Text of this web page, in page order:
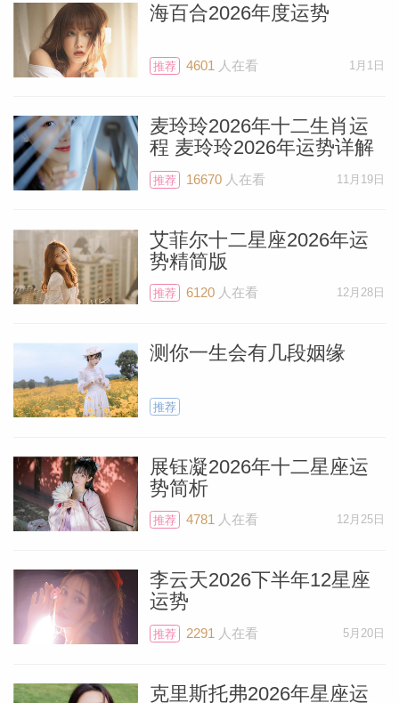
月19（包括前4/后一天）的双鱼座或者上
升/月亮在双鱼座29度(涵盖负4度或正1
度)。
命盘中有行星落入双鱼座、巨蟹座、天蝎
座、金牛座、处女座或摩羯座24到29度之
水星将从8月4日到8月28日逆行，所以这个
月尽量把事情多做些。理想状况就是8月份
西，尤其是电子产品和内置电子芯片的东
西，比如汽车，当然时间也尽量安排离水逆
精确开始日期（8月4日）远一些。我建议
5月25日，木星进入双子座，从2024年5月
到2025年6月29日期间，是你关注家庭、家
的公寓或度假屋，也可能是翻新整所房子或
者某个区域，比如地下室什么的。可能会修
理、翻新家居，重新布局居所，如果房子周
海百合2026年度运势
推荐 4601 人在看 1月1日
麦玲玲2026年十二生肖运
程 麦玲玲2026年运势详解
推荐 16670人在看 11月19日
艾菲尔十二星座2026年运
势精简版
推荐 6120人在看 12月28日
测你一生会有几段姻缘
推荐
展钰凝2026年十二星座运
势简析
推荐 4781人在看 12月25日
李云天2026下半年12星座
运势
推荐 2291 人在看 5月20日
克里斯托弗2026年星座运